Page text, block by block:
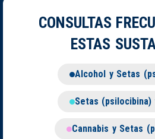
CONSULTAS
ESTAS
Alcohol y Setas
Setas (psilocibina)
Cannabis y Setas